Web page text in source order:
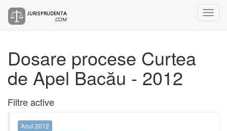
Dosare procese Curtea
de Apel Bacău - 2012
Filtre active
Anul 2012